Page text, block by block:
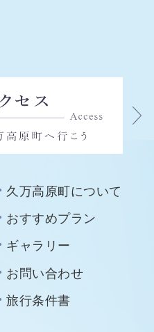
久万高原町について
おすすめプラン
ギャラリー
お問い合わせ
旅行条件書